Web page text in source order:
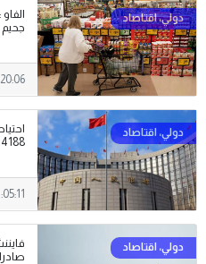
جحيم
3.4188 تريليون